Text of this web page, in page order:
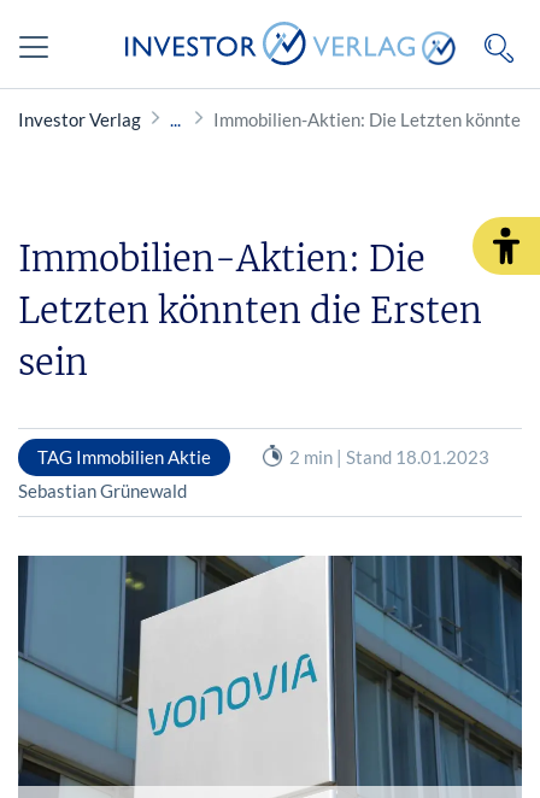
Investor Verlag Immobilien-Aktien: Die Letzten könnten
Immobilien-Aktien: Die
Letzten könnten die Ersten
sein
TAG Immobilien Aktie
2 min | Stand 18.01.2023
Sebastian Grünewald